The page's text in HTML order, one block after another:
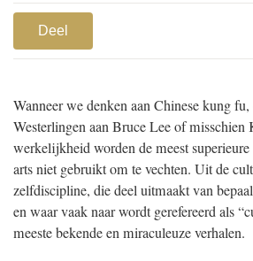
Deel
Wanneer we denken aan Chinese kung
Westerlingen aan Bruce Lee of misschien
werkelijkheid worden de meest
arts niet gebruikt om te vechten. Uit de
zelfdiscipline, die deel uitmaakt van
en waar vaak naar wordt gerefereerd als
meeste bekende en miraculeuze verhalen.